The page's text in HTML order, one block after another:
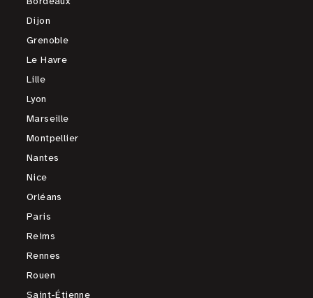
Dijon
Grenoble
Le Havre
Lille
Lyon
Marseille
Montpellier
Nantes
Nice
Orléans
Paris
Reims
Rennes
Rouen
Saint-Étienne